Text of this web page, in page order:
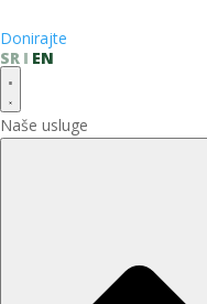
Donirajte
SR
EN
Naše usluge